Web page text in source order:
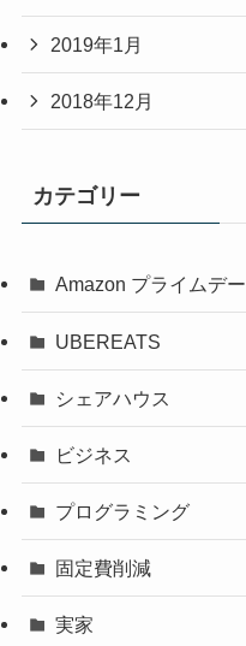
2019年1月
2018年12月
カテゴリー
Amazon プライムデー
UBEREATS
シェアハウス
ビジネス
プログラミング
固定費削減
実家